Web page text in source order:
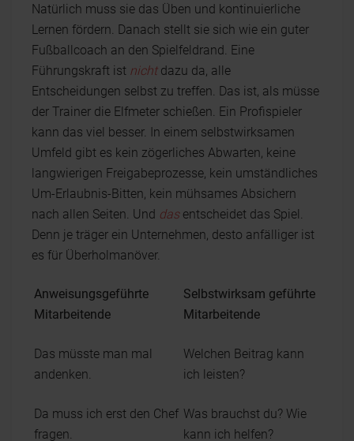
Natürlich muss sie das Üben und kontinuierliche
Lernen fördern. Danach stellt sie sich wie ein guter
Fußballcoach an den Spielfeldrand. Eine
Führungskraft ist nicht dazu da, alle
Entscheidungen selbst zu treffen. Das ist, als müsse
der Trainer die Elfmeter schießen. Ein Profispieler
kann das viel besser. In einem selbstwirksamen
Umfeld gibt es kein zögerliches Abwarten, keine
langwierigen Freigabeprozesse, kein umständliches
Um-Erlaubnis-Bitten, kein mühsames Absichern
nach allen Seiten. Und dasentscheidet das Spiel.
Denn je träger ein Unternehmen, desto anfälliger ist
es für Überholmanöver.
Anweisungsgeführte
Mitarbeitende
Selbstwirksam geführte
Mitarbeitende
Das müsste man mal
andenken.
Welchen Beitrag kann
ich leisten?
Da muss ich erst den Chef
fragen.
Was brauchst du? Wie
kann ich helfen?